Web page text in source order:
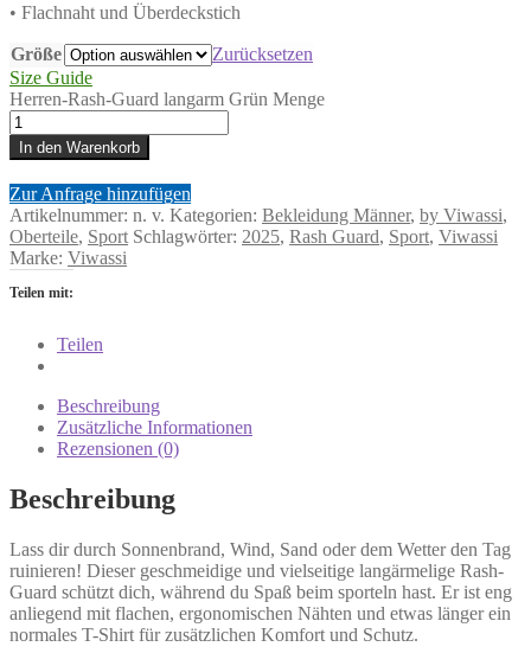
• Flachnaht und Überdeckstich
Größe
Zurücksetzen
Size Guide
Herren-Rash-Guard langarm Grün Menge
In den Warenkorb
Zur Anfrage hinzufügen
Artikelnummer: n. v. Kategorien: Bekleidung Männer, by Viwassi,
Oberteile, Sport Schlagwörter: 2025, Rash Guard, Sport, Viwassi
Marke: Viwassi
Teilen mit:
Teilen
Beschreibung
Zusätzliche Informationen
Rezensionen (0)
Beschreibung
Lass dir durch Sonnenbrand, Wind, Sand oder dem Wetter den Tag
ruinieren! Dieser geschmeidige und vielseitige langärmelige Rash-
Guard schützt dich, während du Spaß beim sporteln hast. Er ist eng
anliegend mit flachen, ergonomischen Nähten und etwas länger ein
normales T-Shirt für zusätzlichen Komfort und Schutz.